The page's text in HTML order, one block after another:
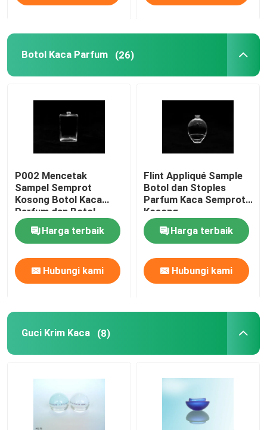
Guci Krim Kaca
Botol Kaca Minyak Esensial
Botol Minuman Kaca
Botol Susu Bayi Kaca
Kotak Kemasan Kosmetik
Tas Pembawa Kertas
Kapal Kertas Kraft
Botol Kaca Parfum (26)
P002 Mencetak
Sampel Semprot
Kosong Botol Kaca
Parfum dan Botol
Harga terbaik
Hubungi kami
Flint Appliqué Sample
Botol dan Stoples
Parfum Kaca Semprot
Kosong
Harga terbaik
Hubungi kami
Guci Krim Kaca (8)